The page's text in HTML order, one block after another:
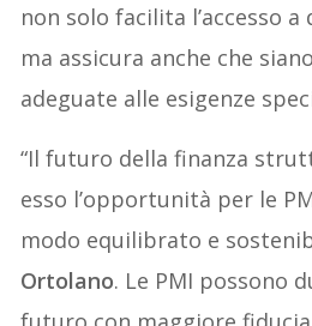
non solo facilita l’accesso
ma assicura anche che
adeguate alle esigenze
“Il futuro della finanza
esso l’opportunità per le
modo equilibrato e
Ortolano. Le PMI possono